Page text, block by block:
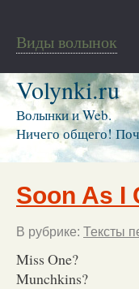
Виды волынок
Volynki.ru
Волынки и Web.
Ничего общего!
Soon As I
В рубрике: Тексты
Miss One?
Munchkins?